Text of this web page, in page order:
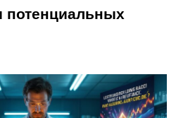
потенциальных